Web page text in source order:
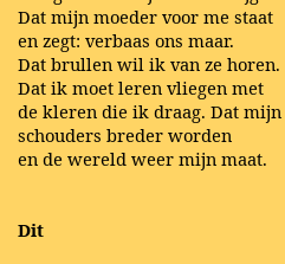
Dat mijn moeder voor me staat
en zegt: verbaas ons maar.
Dat brullen wil ik van ze horen.
Dat ik moet leren vliegen met
de kleren die ik draag. Dat mijn
schouders breder worden
en de wereld weer mijn maat.
Dit